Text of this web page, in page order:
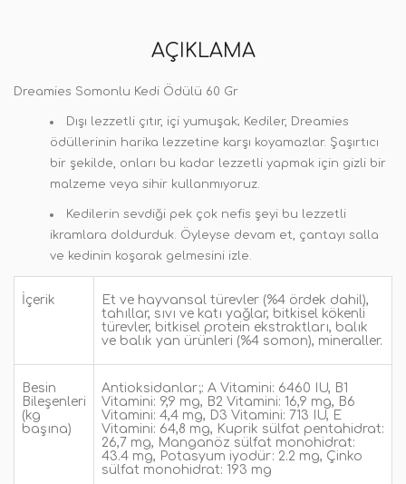
AÇIKLAMA
Dreamies Somonlu Kedi Ödülü 60 Gr
Dışı lezzetli çıtır, içi yumuşak; Kediler, Dreamies
ödüllerinin harika lezzetine karşı koyamazlar. Şaşırtıcı
bir şekilde, onları bu kadar lezzetli yapmak için gizli bir
malzeme veya sihir kullanmıyoruz.
Kedilerin sevdiği pek çok nefis şeyi bu lezzetli
ikramlara doldurduk. Öyleyse devam et, çantayı salla
ve kedinin koşarak gelmesini izle.
İçerik
Et ve hayvansal türevler (%4 ördek dahil),
tahıllar, sıvı ve katı yağlar, bitkisel kökenli
türevler, bitkisel protein ekstraktları, balık
ve balık yan ürünleri (%4 somon), mineraller.
Besin
Bileşenleri
(kg
başına)
Antioksidanlar;: A Vitamini: 6460 IU, B1
Vitamini: 9,9 mg, B2 Vitamini: 16,9 mg, B6
Vitamini: 4,4 mg, D3 Vitamini: 713 IU, E
Vitamini: 64,8 mg, Kuprik sülfat pentahidrat:
26,7 mg, Manganöz sülfat monohidrat:
43.4 mg, Potasyum iyodür: 2.2 mg, Çinko
sülfat monohidrat: 193 mg